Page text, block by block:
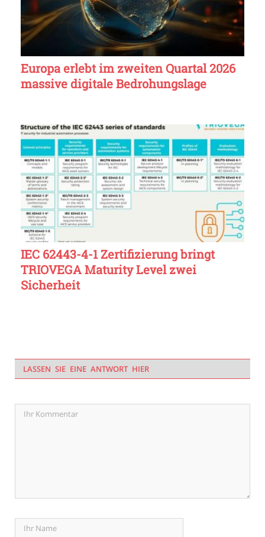
Europa erlebt im zweiten Quartal 2026
massive digitale Bedrohungslage
IEC 62443-4-1 Zertifizierung bringt
TRIOVEGA Maturity Level zwei
Sicherheit
LASSEN SIE EINE ANTWORT HIER